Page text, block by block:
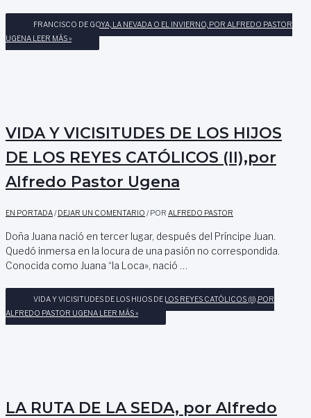
FRANCISCO DE GOYA, LA NEVADA O EL INVIERNO, POR ALFREDO PASTOR
UGENA LEER MÁS »
VIDA Y VICISITUDES DE LOS HIJOS
DE LOS REYES CATÓLICOS (II),por
Alfredo Pastor Ugena
EN PORTADA/DEJAR UN COMENTARIO / POR ALFREDO PASTOR
Doña Juana nació en tercer lugar, después del Príncipe Juan.
Quedó inmersa en la locura de una pasión no correspondida.
Conocida como Juana “la Loca», nació …
VIDA Y VICISITUDES DE LOS HIJOS DE LOS REYES CATÓLICOS (II),POR
ALFREDO PASTOR UGENA LEER MÁS »
LA RUTA DE LA SEDA, por Alfredo